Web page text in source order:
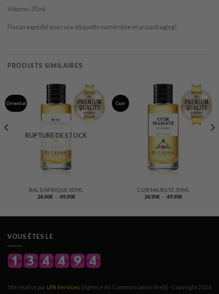
Volume: 20 ml
Flacon expédié avec une étiquette numérotée et un packaging!
PRODUITS SIMILAIRES
Oriental
RUPTURE DE STOCK
BAL D’AFRIQUE 50 ML
24.90€ – 49.90€Plage
à
Cuir
CUIR MAJESTÉ 50 ML
24.90€ – 49.90€Plage
à
VOUS ÊTES LE
Site réalisé par LFA Services [Agence de Communication Web] - Copyright 2026